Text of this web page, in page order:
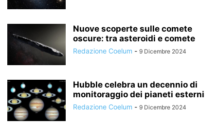
Nuove scoperte sulle comete
oscure: tra asteroidi e comete
Redazione Coelum - 9 Dicembre 2024
Hubble celebra un decennio di
monitoraggio dei pianeti esterni
Redazione Coelum - 9 Dicembre 2024